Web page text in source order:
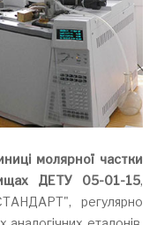
молярної частки
ДЕТУ 05-01-15,
регулярно